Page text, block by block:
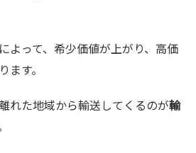
よって、希少価値が上がり、高価
ます。
れた地域から輸送してくるのが輸